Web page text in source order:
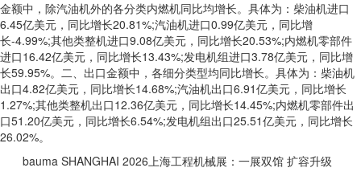
金额中，除汽油机外的各分类内燃机同比均增长。具体为：柴油机进口
6.45亿美元，同比增长20.81%;汽油机进口0.99亿美元，同比增
长-4.99%;其他类整机进口9.08亿美元，同比增长20.53%;内燃机零部件
进口16.42亿美元，同比增长13.43%;发电机组进口3.78亿美元，同比增
长59.95%。二、出口金额中，各细分类型均同比增长。具体为：柴油机
出口4.82亿美元，同比增长14.68%;汽油机出口6.91亿美元，同比增长
1.27%;其他类整机出口12.36亿美元，同比增长14.45%;内燃机零部件出
口51.20亿美元，同比增长6.54%;发电机组出口25.51亿美元，同比增长
26.02%。
bauma SHANGHAI 2026上海工程机械展：一展双馆 扩容升级